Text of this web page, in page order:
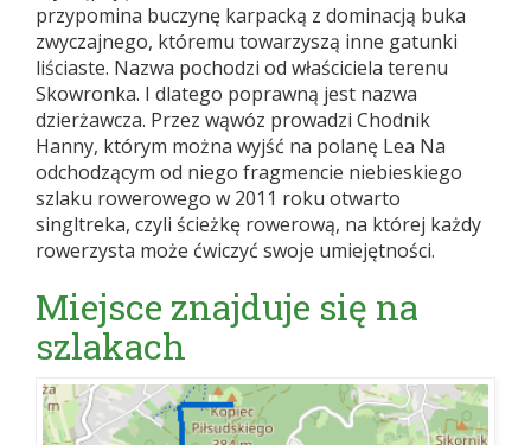
przypomina buczynę karpacką z dominacją buka
zwyczajnego, któremu towarzyszą inne gatunki
liściaste. Nazwa pochodzi od właściciela terenu
Skowronka. I dlatego poprawną jest nazwa
dzierżawcza. Przez wąwóz prowadzi Chodnik
Hanny, którym można wyjść na polanę Lea Na
odchodzącym od niego fragmencie niebieskiego
szlaku rowerowego w 2011 roku otwarto
singltreka, czyli ścieżkę rowerową, na której każdy
rowerzysta może ćwiczyć swoje umiejętności.
Miejsce znajduje się na
szlakach